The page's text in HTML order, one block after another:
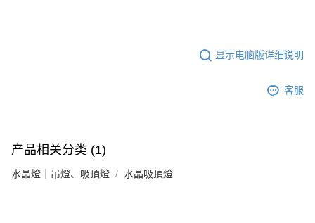
显示电脑版详细说明
客服
产品相关分类 (1)
水晶燈｜吊燈、吸頂燈 水晶吸頂燈